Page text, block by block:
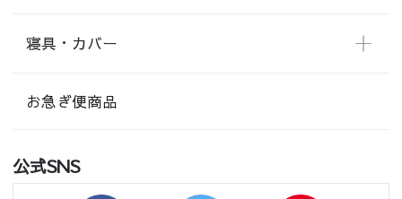
寝具・カバー
お急ぎ便商品
公式SNS